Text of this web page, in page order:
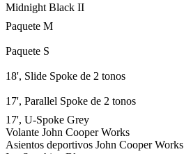
Midnight Black II
Paquete M
Paquete S
18', Slide Spoke de 2 tonos
17', Parallel Spoke de 2 tonos
17', U-Spoke Grey
Volante John Cooper Works
Asientos deportivos John Cooper Works